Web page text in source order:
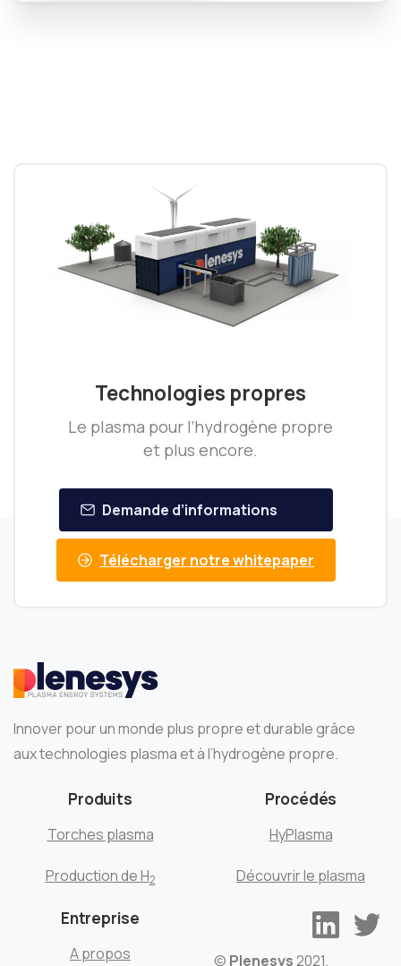
Technologies propres
Le plasma pour l’hydrogène propre
et plus encore.
Demande d’informations
Télécharger notre whitepaper
Innover pour un monde plus propre et durable grâce
aux technologies plasma et à l’hydrogène propre.
Produits
Torches plasma
Production de H2
Procédés
HyPlasma
Découvrir le plasma
Entreprise
A propos © Plenesys2021.